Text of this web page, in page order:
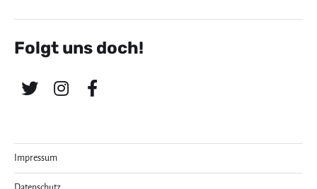
Folgt uns doch!
Impressum